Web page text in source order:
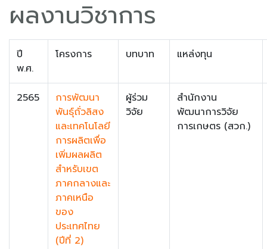
ผลงานวิชาการ
ปี
พ.ศ.
โครงการ บทบาท แหล่งทุน
2565
การพัฒนา
พันธุ์ถั่วลิสง
และเทคโนโลยี
การผลิตเพื่อ
เพิ่มผลผลิต
สำหรับเขต
ภาคกลางและ
ภาคเหนือ
ของ
ประเทศไทย
(ปีที่ 2)
ผู้ร่วม
วิจัย
สำนักงาน
พัฒนาการวิจัย
การเกษตร (สวก.)